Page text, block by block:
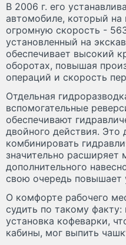
В 2006 г. его
автомобиле, который на
огромную скорость -
установленный на
обеспечивает высокий
оборотах, повышая
операций и скорость
Отдельная
вспомогательные
обеспечивают
двойного действия. Это
комбинировать
значительно
дополнительного
свою очередь повышает
О комфорте рабочего
судить по такому
установка кофеварки,
кабины, мог выпить